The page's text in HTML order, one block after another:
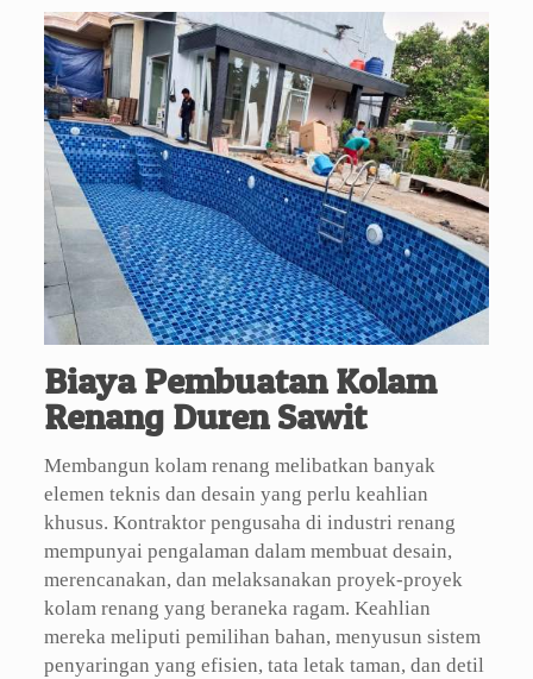
Biaya Pembuatan Kolam
Renang Duren Sawit
Membangun kolam renang melibatkan banyak
elemen teknis dan desain yang perlu keahlian
khusus. Kontraktor pengusaha di industri renang
mempunyai pengalaman dalam membuat desain,
merencanakan, dan melaksanakan proyek-proyek
kolam renang yang beraneka ragam. Keahlian
mereka meliputi pemilihan bahan, menyusun sistem
penyaringan yang efisien, tata letak taman, dan detil